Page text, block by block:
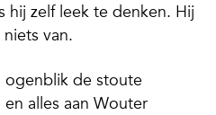
hij zelf leek te denken. Hij
van.
ogenblik de stoute
alles aan Wouter